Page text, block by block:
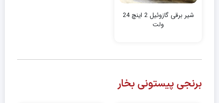
شیر برقی گازوئیل 2 اینچ 24
ولت
برنجی پیستونی بخار